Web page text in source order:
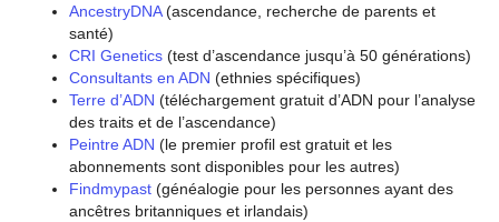
AncestryDNA(ascendance, recherche de parents et
santé)
CRI Genetics (test d’ascendance jusqu’à 50 générations)
Consultants en ADN (ethnies spécifiques)
Terre d’ADN (téléchargement gratuit d’ADN pour l’analyse
des traits et de l’ascendance)
Peintre ADN (le premier profil est gratuit et les
abonnements sont disponibles pour les autres)
Findmypast (généalogie pour les personnes ayant des
ancêtres britanniques et irlandais)